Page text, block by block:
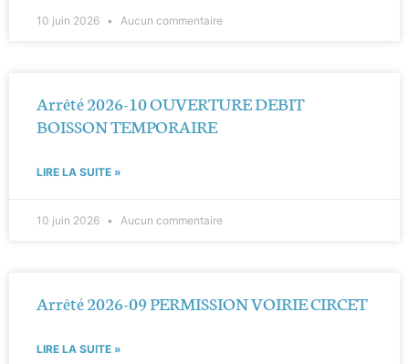
10 juin 2026 Aucun commentaire
Arrêté 2026-10 OUVERTURE DEBIT
BOISSON TEMPORAIRE
LIRE LA SUITE »
10 juin 2026 Aucun commentaire
Arrêté 2026-09 PERMISSION VOIRIE CIRCET
LIRE LA SUITE »